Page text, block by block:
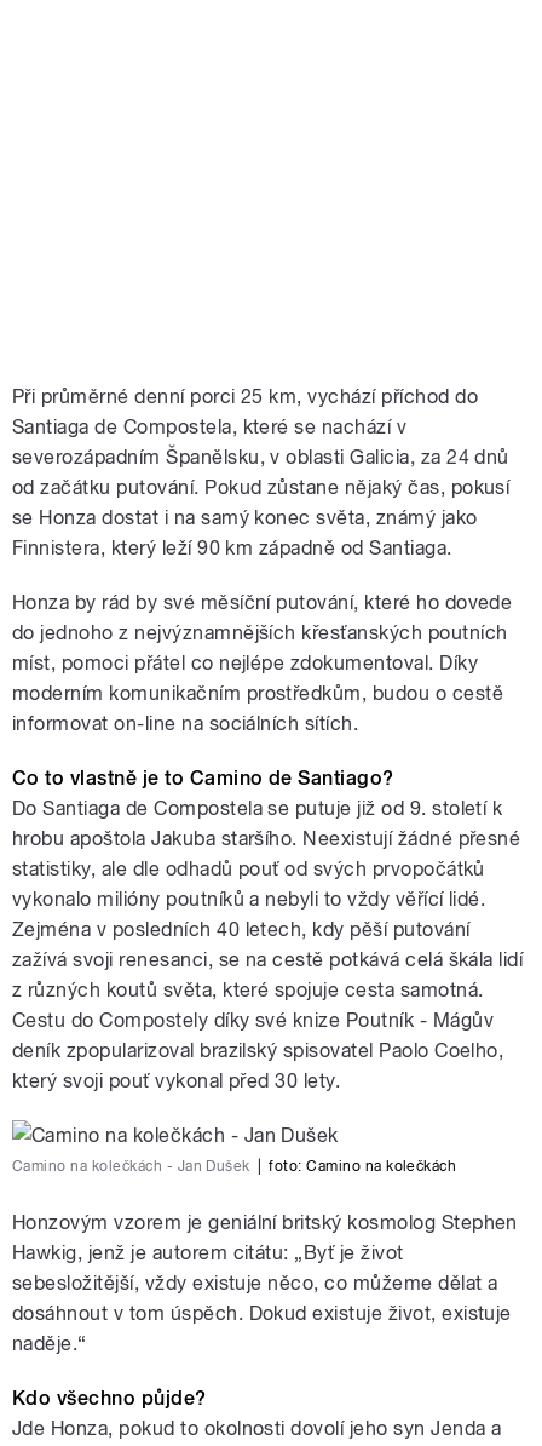
Při průměrné denní porci 25 km, vychází příchod do
Santiaga de Compostela, které se nachází v
severozápadním Španělsku, v oblasti Galicia, za 24 dnů
od začátku putování. Pokud zůstane nějaký čas, pokusí
se Honza dostat i na samý konec světa, známý jako
Finnistera, který leží 90 km západně od Santiaga.
Honza by rád by své měsíční putování, které ho dovede
do jednoho z nejvýznamnějších křesťanských poutních
míst, pomoci přátel co nejlépe zdokumentoval. Díky
moderním komunikačním prostředkům, budou o cestě
informovat on-line na sociálních sítích.
Co to vlastně je to Camino de Santiago?
Do Santiaga de Compostela se putuje již od 9. století k
hrobu apoštola Jakuba staršího. Neexistují žádné přesné
statistiky, ale dle odhadů pouť od svých prvopočátků
vykonalo milióny poutníků a nebyli to vždy věřící lidé.
Zejména v posledních 40 letech, kdy pěší putování
zažívá svoji renesanci, se na cestě potkává celá škála lidí
z různých koutů světa, které spojuje cesta samotná.
Cestu do Compostely díky své knize Poutník - Mágův
deník zpopularizoval brazilský spisovatel Paolo Coelho,
který svoji pouť vykonal před 30 lety.
Camino na kolečkách - Jan Dušek foto: Camino na kolečkách
Honzovým vzorem je geniální britský kosmolog Stephen
Hawkig, jenž je autorem citátu: „Byť je život
sebesložitější, vždy existuje něco, co můžeme dělat a
dosáhnout v tom úspěch. Dokud existuje život, existuje
naděje.“
Kdo všechno půjde?
Jde Honza, pokud to okolnosti dovolí jeho syn Jenda a